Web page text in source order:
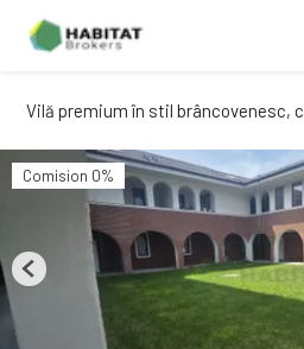
Vilă premium în stil brâncovenesc,
Comision 0%
Previous